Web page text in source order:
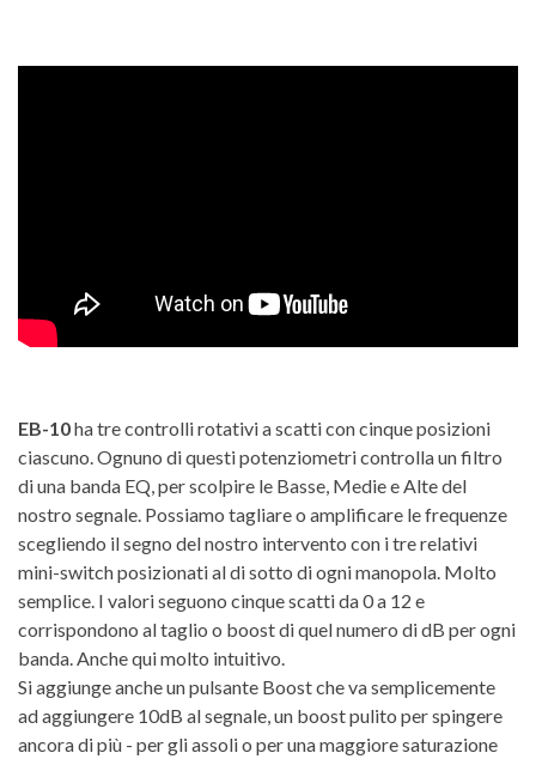
EB-10ha tre controlli rotativi a scatti con cinque posizioni
ciascuno. Ognuno di questi potenziometri controlla un filtro
di una banda EQ, per scolpire le Basse, Medie e Alte del
nostro segnale. Possiamo tagliare o amplificare le frequenze
scegliendo il segno del nostro intervento con i tre relativi
mini-switch posizionati al di sotto di ogni manopola. Molto
semplice. I valori seguono cinque scatti da 0 a 12 e
corrispondono al taglio o boost di quel numero di dB per ogni
banda. Anche qui molto intuitivo.
Si aggiunge anche un pulsante Boost che va semplicemente
ad aggiungere 10dB al segnale, un boost pulito per spingere
ancora di più - per gli assoli o per una maggiore saturazione